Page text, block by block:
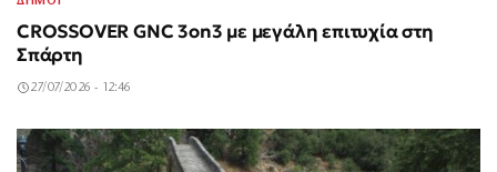
CROSSOVER GNC 3on3 με μεγάλη επιτυχία στη
Σπάρτη
27/07/2026 - 12:46